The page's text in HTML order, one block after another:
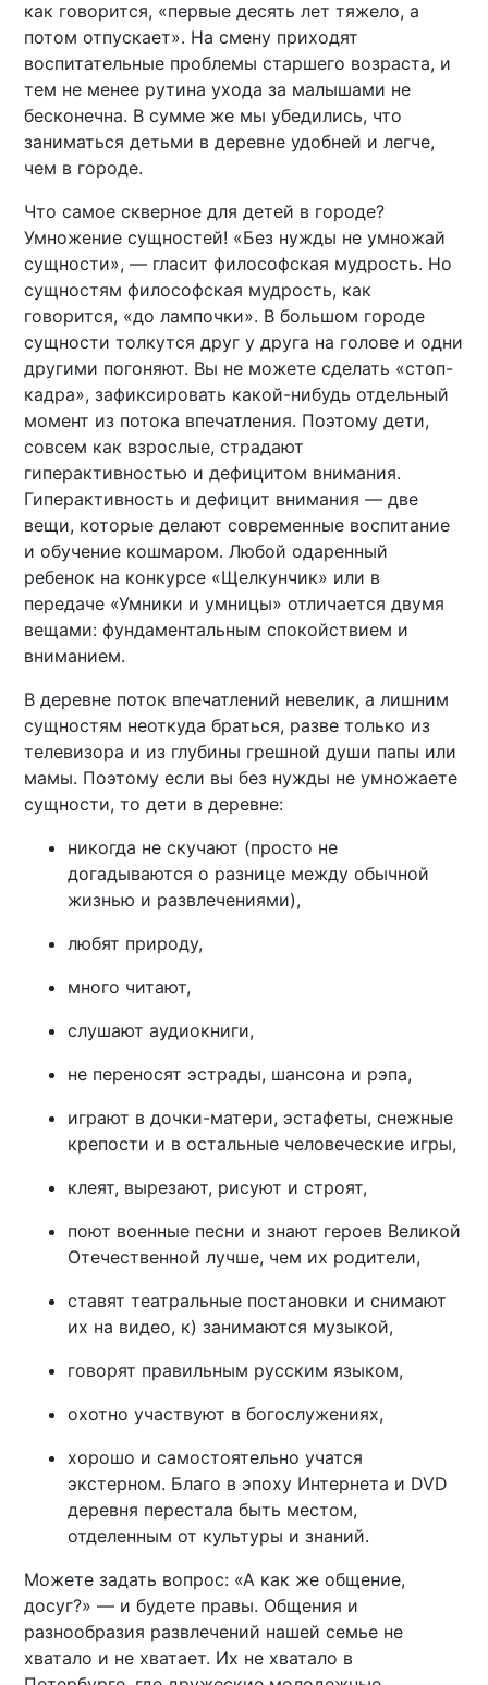
как говорится, «первые десять лет тяжело, а
потом отпускает». На смену приходят
воспитательные проблемы старшего возраста, и
тем не менее рутина ухода за малышами не
бесконечна. В сумме же мы убедились, что
заниматься детьми в деревне удобней и легче,
чем в городе.
Что самое скверное для детей в городе?
Умножение сущностей! «Без нужды не умножай
сущности», — гласит философская мудрость. Но
сущностям философская мудрость, как
говорится, «до лампочки». В большом городе
сущности толкутся друг у друга на голове и одни
другими погоняют. Вы не можете сделать «стоп-
кадра», зафиксировать какой-нибудь отдельный
момент из потока впечатления. Поэтому дети,
совсем как взрослые, страдают
гиперактивностью и дефицитом внимания.
Гиперактивность и дефицит внимания — две
вещи, которые делают современные воспитание
и обучение кошмаром. Любой одаренный
ребенок на конкурсе «Щелкунчик» или в
передаче «Умники и умницы» отличается двумя
вещами: фундаментальным спокойствием и
вниманием.
В деревне поток впечатлений невелик, а лишним
сущностям неоткуда браться, разве только из
телевизора и из глубины грешной души папы или
мамы. Поэтому если вы без нужды не умножаете
сущности, то дети в деревне:
никогда не скучают (просто не
догадываются о разнице между обычной
жизнью и развлечениями),
любят природу,
много читают,
слушают аудиокниги,
не переносят эстрады, шансона и рэпа,
играют в дочки-матери, эстафеты, снежные
крепости и в остальные человеческие игры,
клеят, вырезают, рисуют и строят,
поют военные песни и знают героев Великой
Отечественной лучше, чем их родители,
ставят театральные постановки и снимают
их на видео, к) занимаются музыкой,
говорят правильным русским языком,
охотно участвуют в богослужениях,
хорошо и самостоятельно учатся
экстерном. Благо в эпоху Интернета и DVD
деревня перестала быть местом,
отделенным от культуры и знаний.
Можете задать вопрос: «А как же общение,
досуг?» — и будете правы. Общения и
разнообразия развлечений нашей семье не
хватало и не хватает. Их не хватало в